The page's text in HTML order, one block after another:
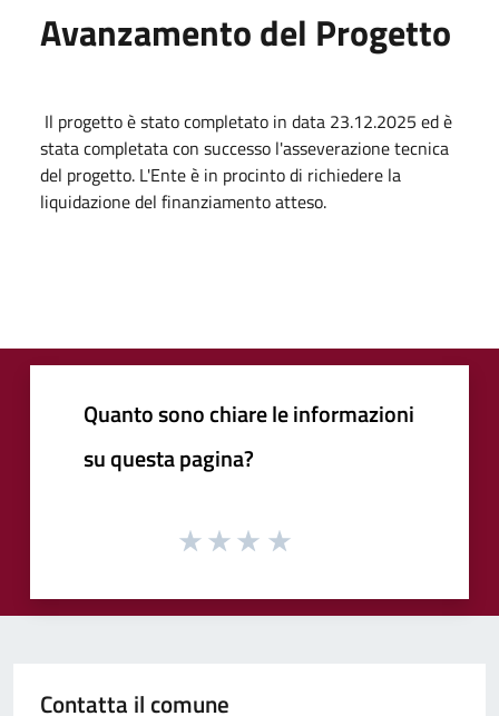
Avanzamento del Progetto
Il progetto è stato completato in data 23.12.2025 ed è
stata completata con successo l'asseverazione tecnica
del progetto. L'Ente è in procinto di richiedere la
liquidazione del finanziamento atteso.
Quanto sono chiare le informazioni
su questa pagina?
Contatta il comune